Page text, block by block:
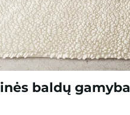
baldų gamyba